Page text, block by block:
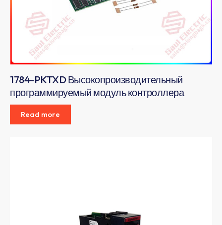
1784-PKTXD Высокопроизводительный
программируемый модуль контроллера
Read more